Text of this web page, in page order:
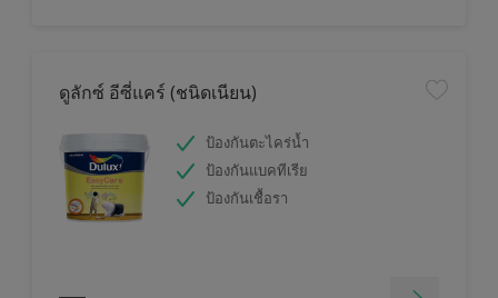
ดูลักซ์ อีซี่แคร์ (ชนิดเนียน)
ป้องกันตะไคร่น้ำ
ป้องกันแบคทีเรีย
ป้องกันเชื้อรา